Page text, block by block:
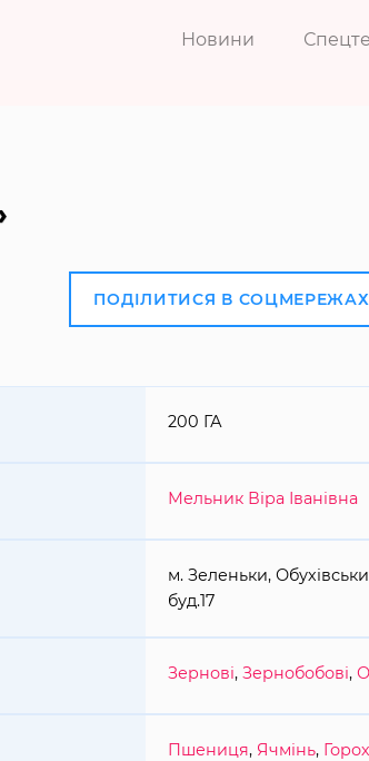
Новини
ПОДІЛИТИСЯ В СОЦМЕРЕЖАХ
200 ГА
Мельник Віра Іванівна
м. Зеленьки,
буд.17
Зернові,Зернобобові,
Пшениця, Ячмінь,